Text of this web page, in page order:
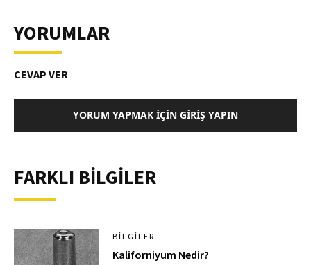
YORUMLAR
CEVAP VER
YORUM YAPMAK İÇIN GIRIŞ YAPIN
FARKLI BİLGİLER
BILGILER
Kaliforniyum Nedir?